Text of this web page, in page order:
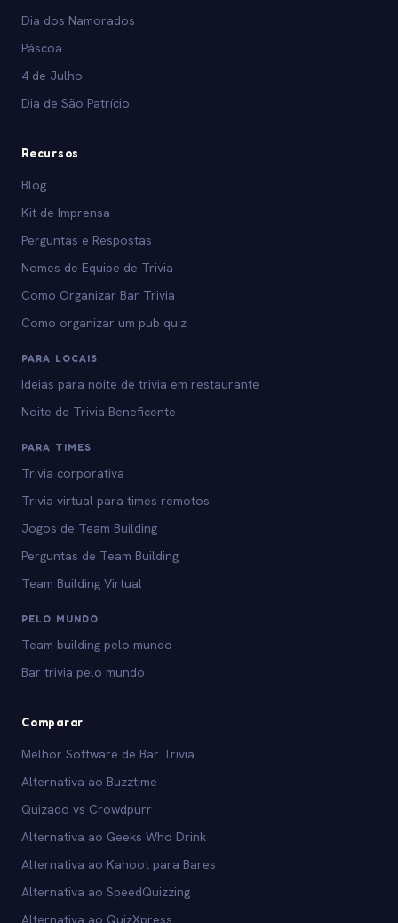
Dia dos Namorados
Páscoa
4 de Julho
Dia de São Patrício
Recursos
Blog
Kit de Imprensa
Perguntas e Respostas
Nomes de Equipe de Trivia
Como Organizar Bar Trivia
Como organizar um pub quiz
PARA LOCAIS
Ideias para noite de trivia em restaurante
Noite de Trivia Beneficente
PARA TIMES
Trivia corporativa
Trivia virtual para times remotos
Jogos de Team Building
Perguntas de Team Building
Team Building Virtual
PELO MUNDO
Team building pelo mundo
Bar trivia pelo mundo
Comparar
Melhor Software de Bar Trivia
Alternativa ao Buzztime
Quizado vs Crowdpurr
Alternativa ao Geeks Who Drink
Alternativa ao Kahoot para Bares
Alternativa ao SpeedQuizzing
Alternativa ao QuizXpress